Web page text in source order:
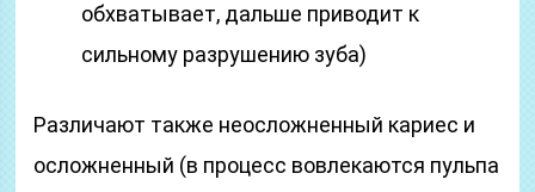
обхватывает, дальше приводит к
сильному разрушению зуба)
Различают также неосложненный кариес и
осложненный (в процесс вовлекаются пульпа